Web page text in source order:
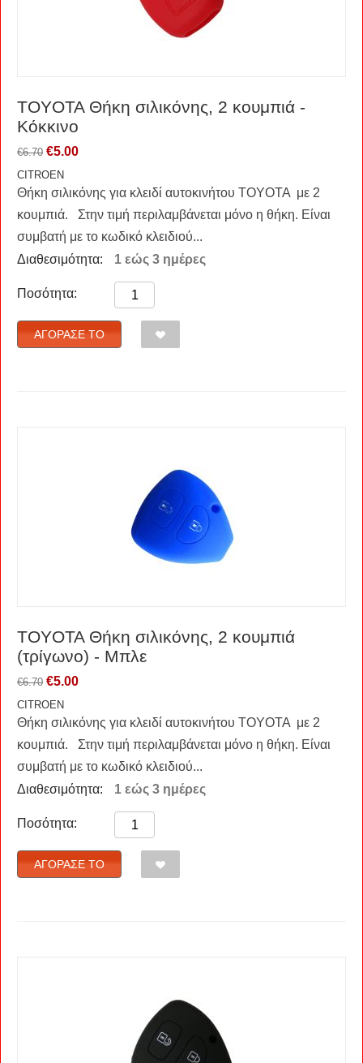
TOYOTA Θήκη σιλικόνης, 2 κουμπιά -
Κόκκινο
€6.70 €5.00
CITROEN
Θήκη σιλικόνης για κλειδί αυτοκινήτου TOYOTA με 2
κουμπιά. Στην τιμή περιλαμβάνεται μόνο η θήκη. Είναι
συμβατή με το κωδικό κλειδιού...
Διαθεσιμότητα:
1 εώς 3 ημέρες
Ποσότητα:
ΑΓΌΡΑΣΈ ΤΟ
TOYOTA Θήκη σιλικόνης, 2 κουμπιά
(τρίγωνο) - Μπλε
€6.70 €5.00
CITROEN
Θήκη σιλικόνης για κλειδί αυτοκινήτου TOYOTA με 2
κουμπιά. Στην τιμή περιλαμβάνεται μόνο η θήκη. Είναι
συμβατή με το κωδικό κλειδιού...
Διαθεσιμότητα:
1 εώς 3 ημέρες
Ποσότητα:
ΑΓΌΡΑΣΈ ΤΟ